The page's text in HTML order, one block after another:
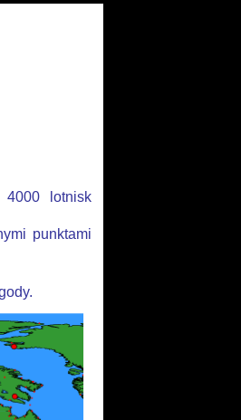
lotnisk
punktami